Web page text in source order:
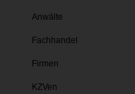
Anwälte
Fachhandel
Firmen
KZVen